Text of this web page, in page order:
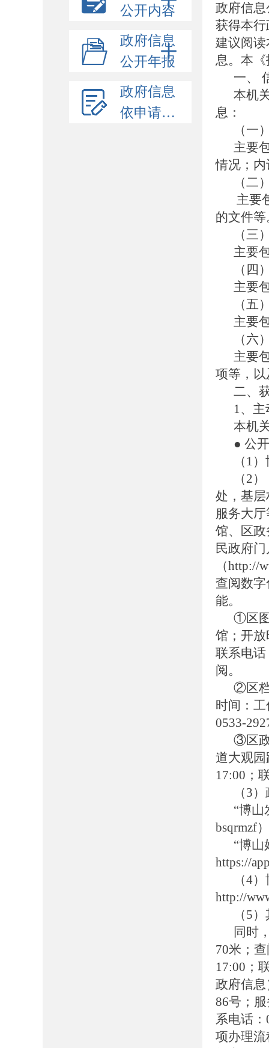
公开内容
政府信息
公开年报
政府信息
依申请公开
政府信
获得本
建议阅
息。本
一、
本机
息：
（一
主要
情况；
（二
主要
的文件等
（三
主要
（四
主要
（五
主要
（六
主要
项等，
二、
1、
本机
● 公
（1
（2
处，基
服务大
馆、区
民政府
（http://
查阅数
能。
①区
馆；开
联系电话
阅。
②区
时间：
0533-
③区
道大观
17:00；
（3
“博山
bsqrmzf
“博山
https://
（4
http://
（5
同时
70米；
17:00；
政府信
86号；
系电话
项办理